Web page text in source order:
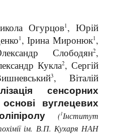
Огурцов1 , Юрій
1 , Ірина Миронюк1 ,
Слободян2,
Кукла2, Сергій
3, Віталій
сенсорних
вуглецевих
(1Інститут
ім. В.П. Кухаря НАН